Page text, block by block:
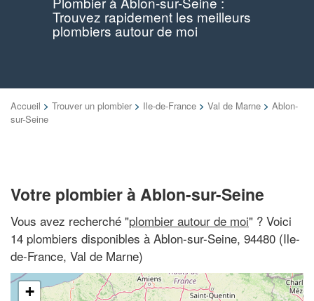
Trouvez rapidement les meilleurs
plombiers autour de moi
Accueil > Trouver un plombier > Ile-de-France > Val de Marne > Ablon-
sur-Seine
Votre plombier à Ablon-sur-Seine
Vous avez recherché "plombier autour de moi" ? Voici
14 plombiers disponibles à Ablon-sur-Seine, 94480 (Ile-
de-France, Val de Marne)
+